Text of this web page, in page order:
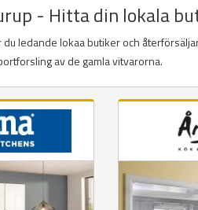
- Hitta din lokala
ledande lokaa butiker och
av de gamla vitvarorna.